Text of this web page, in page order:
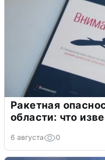
Ракетная
области: что
6 августа 0